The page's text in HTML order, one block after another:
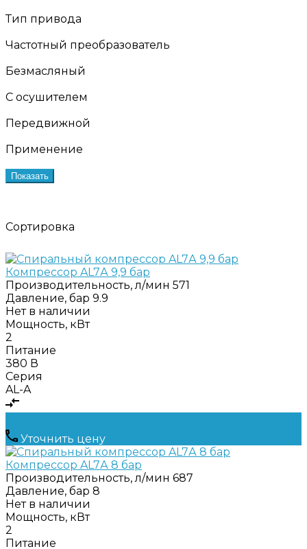
Тип привода
Частотный преобразователь
Безмасляный
С осушителем
Передвижной
Применение
Показать
Сортировка
Компрессор AL7А 9,9 бар
Производительность, л/мин 571
Давление, бар 9.9
Нет в наличии
Мощность, кВт
2
Питание
380 В
Серия
AL-A
Уточнить цену
Компрессор AL7А 8 бар
Производительность, л/мин 687
Давление, бар 8
Нет в наличии
Мощность, кВт
2
Питание